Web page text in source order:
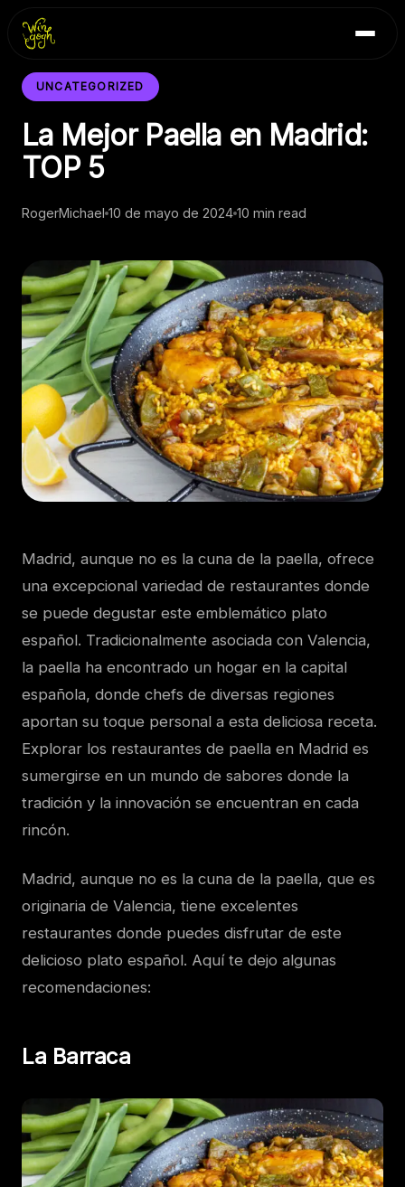
Inicio
Blog
Contacto
UNCATEGORIZED
La Mejor Paella en Madrid:
TOP 5
RogerMichael 10 de mayo de 2024 10 min read
Madrid, aunque no es la cuna de la paella, ofrece
una excepcional variedad de restaurantes donde
se puede degustar este emblemático plato
español. Tradicionalmente asociada con Valencia,
la paella ha encontrado un hogar en la capital
española, donde chefs de diversas regiones
aportan su toque personal a esta deliciosa receta.
Explorar los restaurantes de paella en Madrid es
sumergirse en un mundo de sabores donde la
tradición y la innovación se encuentran en cada
rincón.
Madrid, aunque no es la cuna de la paella, que es
originaria de Valencia, tiene excelentes
restaurantes donde puedes disfrutar de este
delicioso plato español. Aquí te dejo algunas
recomendaciones:
La Barraca